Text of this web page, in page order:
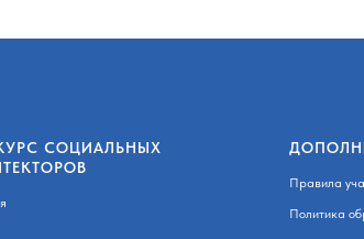
СОЦИАЛЬНЫХ
Правила
Политика